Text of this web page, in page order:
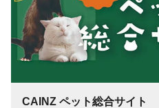
ださい。(2
ださい。
けて行って
生産国
中華人民共
CAINZ ペット総合サイト